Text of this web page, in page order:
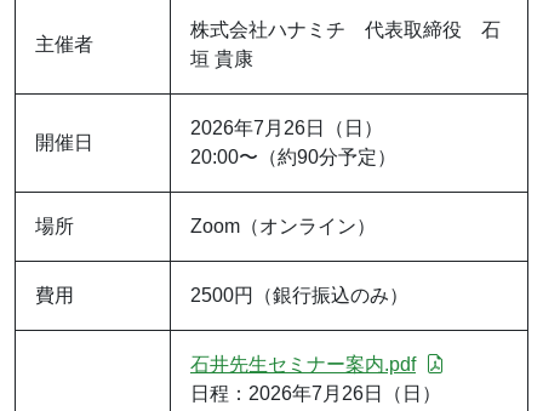
主催者
株式会社ハナミチ 代表取締役 石
垣 貴康
開催日
2026年7月26日（日）
20:00〜（約90分予定）
場所 Zoom（オンライン）
費用 2500円（銀行振込のみ）
石井先生セミナー案内.pdf
日程：2026年7月26日（日）